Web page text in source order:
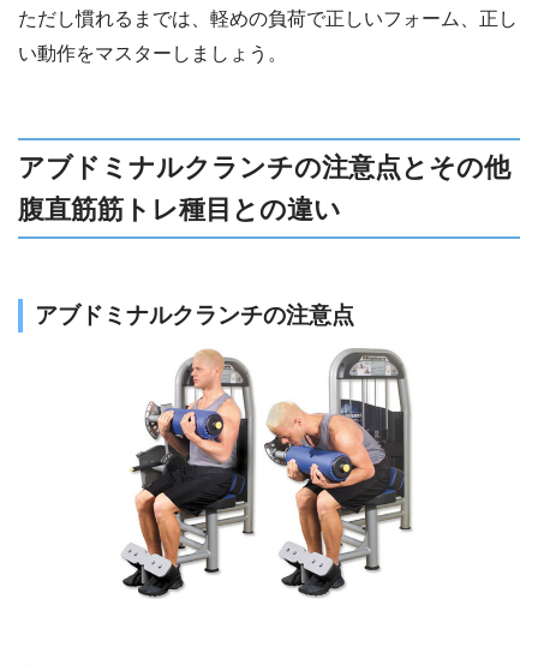
ただし慣れるまでは、軽めの負荷で正しいフォーム、正し
い動作をマスターしましょう。
アブドミナルクランチの注意点とその他
腹直筋筋トレ種目との違い
アブドミナルクランチの注意点